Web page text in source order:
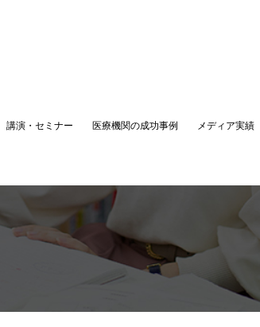
講演・セミナー 医療機関の成功事例 メディア実績